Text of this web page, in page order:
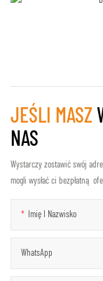
JEŚLI MASZ
NAS
Wystarczy zostawić swój
mogli wysłać ci bezpłatną
Imię I Nazwisko
WhatsApp